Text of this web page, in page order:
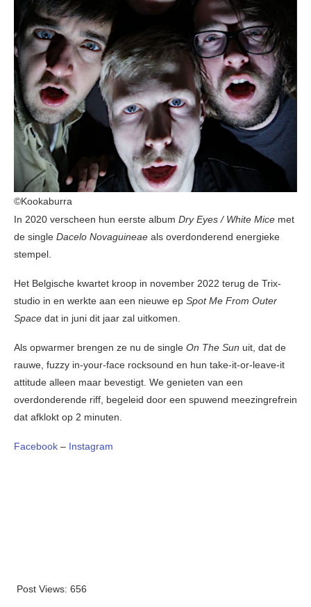
©Kookaburra
In 2020 verscheen hun eerste album Dry Eyes / White Mice met
de single Dacelo Novaguineae als overdonderend energieke
stempel.
Het Belgische kwartet kroop in november 2022 terug de Trix-
studio in en werkte aan een nieuwe ep Spot Me From Outer
Space dat in juni dit jaar zal uitkomen.
Als opwarmer brengen ze nu de single On The Sun uit, dat de
rauwe, fuzzy in-your-face rocksound en hun take-it-or-leave-it
attitude alleen maar bevestigt. We genieten van een
overdonderende riff, begeleid door een spuwend meezingrefrein
dat afklokt op 2 minuten.
Facebook – Instagram
Post Views: 656